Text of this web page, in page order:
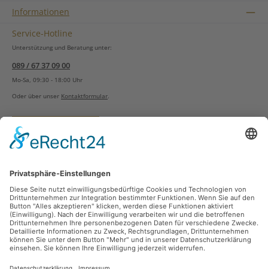
Informationen
Service-Hotline
Unterstützung und Beratung unter:
089 / 67 37 09 00
Mo-Sa, 09:30 - 18:00 Uhr
Oder über unser Kontaktformular.
Vertrag widerrufen
Zahlungsarten
Sicher Einkaufen
Ladengeschäft
Newsletter